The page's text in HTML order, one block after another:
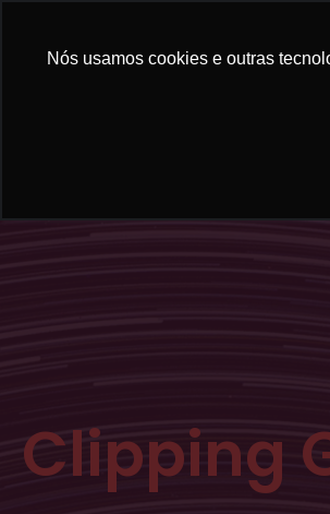
Nós usamos cookies e outras
Clipping